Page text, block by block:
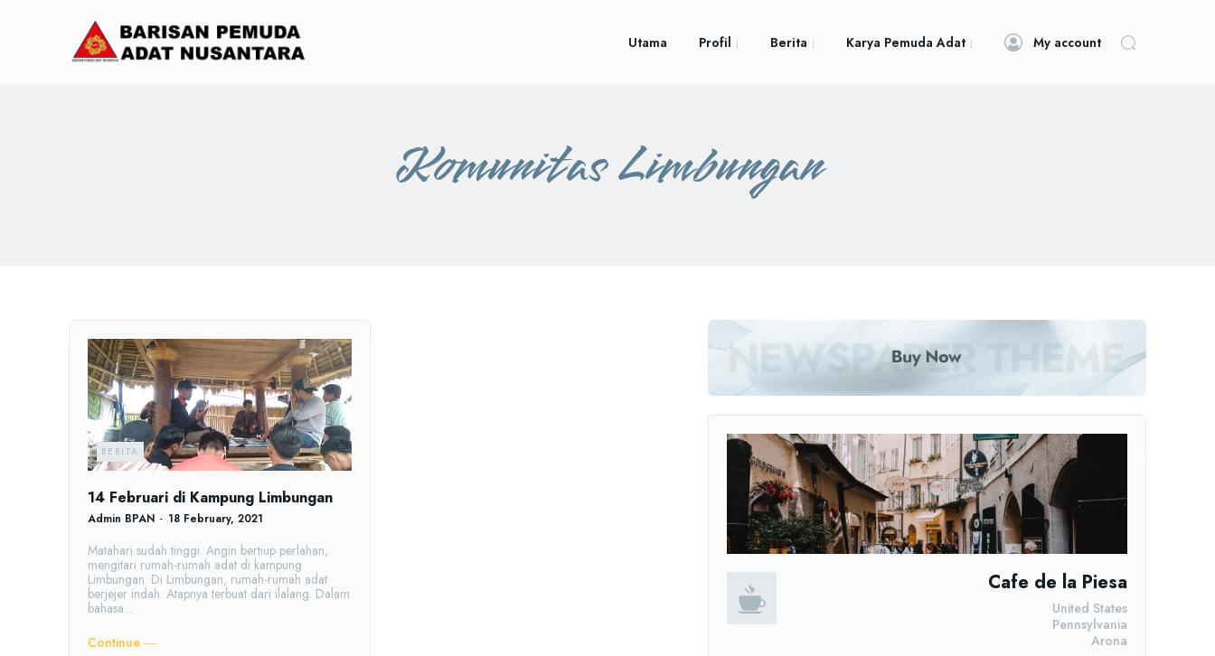
Utama Profil Berita Karya Pemuda Adat My account
Komunitas Limbungan
BERITA
14 Februari di Kampung Limbungan
Admin BPAN - 18 February, 2021
Matahari sudah tinggi. Angin bertiup perlahan,
mengitari rumah-rumah adat di kampung
Limbungan. Di Limbungan, rumah-rumah adat
berjejer indah. Atapnya terbuat dari ilalang. Dalam
bahasa...
Continue ―
Cafe de la Piesa
Arona
Pennsylvania
United States